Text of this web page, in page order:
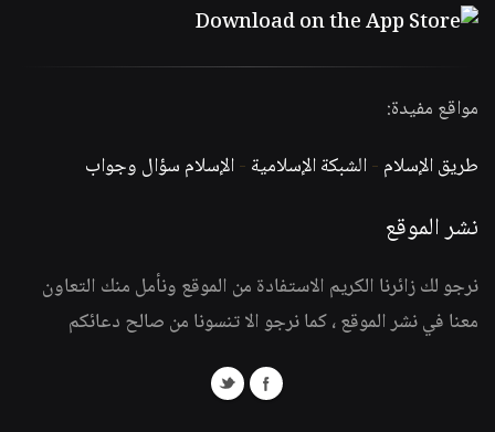
مواقع مفيدة:
طريق الإسلام -الشبكة الإسلامية -الإسلام سؤال وجواب
نشر الموقع
نرجو لك زائرنا الكريم الاستفادة من الموقع ونأمل منك التعاون
معنا في نشر الموقع ، كما نرجو الا تنسونا من صالح دعائكم